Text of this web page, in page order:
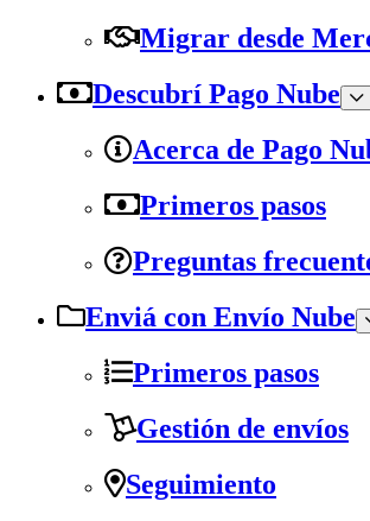
Migrar desde
Descubrí Pago Nube
Acerca de Pago
Primeros pasos
Preguntas
Enviá con Envío Nube
Primeros pasos
Gestión de envíos
Seguimiento